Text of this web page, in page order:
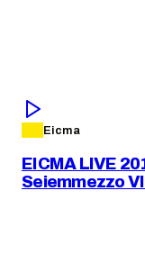
Eicma
EICMA LIVE
Seiemmezzo